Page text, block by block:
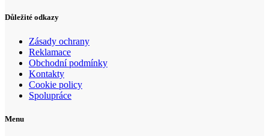
Důležité odkazy
Zásady ochrany
Reklamace
Obchodní podmínky
Kontakty
Cookie policy
Spolupráce
Menu